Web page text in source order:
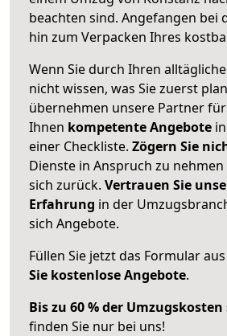
beachten sind. Angefangen bei
hin zum Verpacken Ihres
Wenn Sie durch Ihren
nicht wissen, was Sie zuerst
übernehmen unsere Partner
Ihnen kompetente Angebote
einer Checkliste. Zögern Sie
Dienste in Anspruch zu
sich zurück. Vertrauen Sie
Erfahrung in der
sich Angebote.
Füllen Sie jetzt das Formular
Sie kostenlose Angebote.
Bis zu 60 % der
finden Sie nur bei uns!